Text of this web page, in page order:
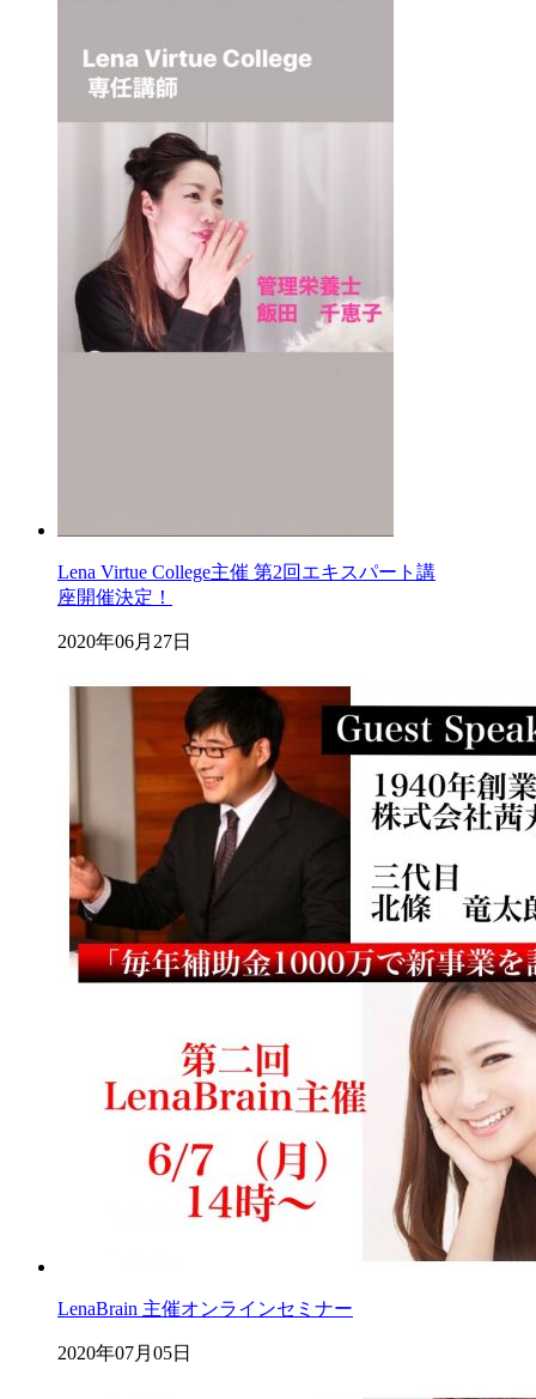
Lena Virtue College主催 第2回エキスパート講
座開催決定！
2020年06月27日
LenaBrain 主催オンラインセミナー
2020年07月05日